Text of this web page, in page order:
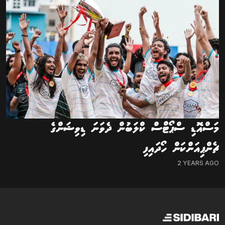
މަސްއޮޑި ސްޕޯޓްސް ކްލަބުން ދެވަނަ ޑިވިޝަންގެ
ޗެންޕިއަންކަން ހޯދައިފި
2 YEARS AGO